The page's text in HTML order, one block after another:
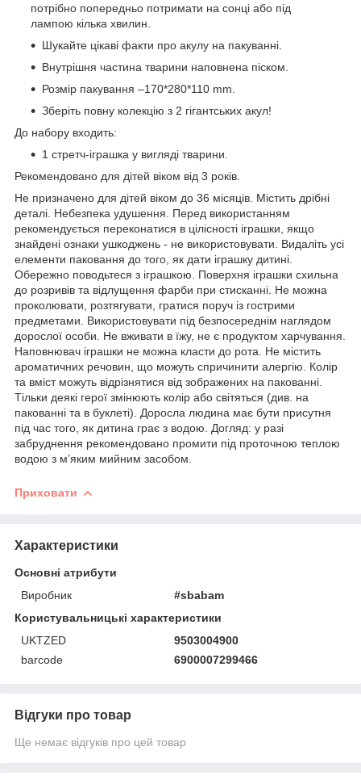
потрібно попередньо потримати на сонці або під
лампою кілька хвилин.
Шукайте цікаві факти про акулу на пакуванні.
Внутрішня частина тварини наповнена піском.
Розмір пакування –170*280*110 mm.
Зберіть повну колекцію з 2 гігантських акул!
До набору входить:
1 стретч-іграшка у вигляді тварини.
Рекомендовано для дітей віком від 3 років.
Не призначено для дітей віком до 36 місяців. Містить дрібні
деталі. Небезпека удушення. Перед використанням
рекомендується переконатися в цілісності іграшки, якщо
знайдені ознаки ушкоджень - не використовувати. Видаліть усі
елементи паковання до того, як дати іграшку дитині.
Обережно поводьтеся з іграшкою. Поверхня іграшки схильна
до розривів та відлущення фарби при стисканні. Не можна
проколювати, розтягувати, гратися поруч із гострими
предметами. Використовувати під безпосереднім наглядом
дорослої особи. Не вживати в їжу, не є продуктом харчування.
Наповнювач іграшки не можна класти до рота. Не містить
ароматичних речовин, що можуть спричинити алергію. Колір
та вміст можуть відрізнятися від зображених на пакованні.
Тільки деякі герої змінюють колір або світяться (див. на
пакованні та в буклеті). Доросла людина має бути присутня
під час того, як дитина грає з водою. Догляд: у разі
забруднення рекомендовано промити під проточною теплою
водою з м’яким мийним засобом.
Приховати
Характеристики
Основні атрибути
Виробник
#sbabam
Користувальницькі характеристики
UKTZED
9503004900
barcode
6900007299466
Відгуки про товар
Ще немає відгуків про цей товар